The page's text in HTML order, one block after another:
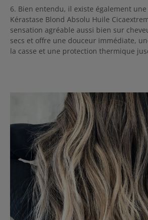
6. Bien entendu, il existe également
Kérastase Blond Absolu Huile
sensation agréable aussi bien sur
secs et offre une douceur immédiate,
la casse et une protection thermique